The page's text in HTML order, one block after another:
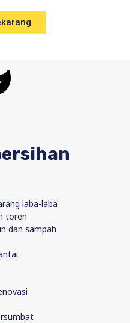
laba-laba
toren
dan sampah